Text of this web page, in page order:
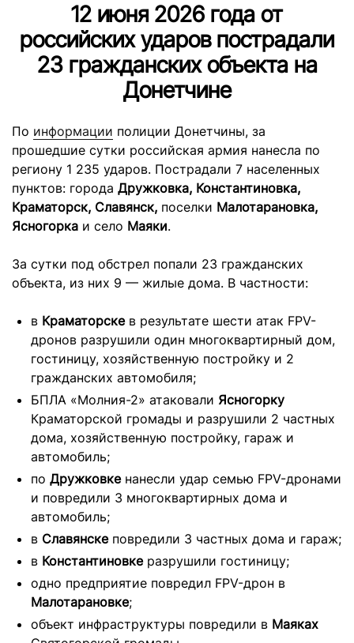
12 июня 2026 года от
российских ударов пострадали
23 гражданских объекта на
Донетчине
По информации полиции Донетчины, за
прошедшие сутки российская армия нанесла по
региону 1 235 ударов. Пострадали 7 населенных
пунктов: города Дружковка, Константиновка,
Краматорск, Славянск, поселки Малотарановка,
Ясногорка и село Маяки.
За сутки под обстрел попали 23 гражданских
объекта, из них 9 — жилые дома. В частности:
в Краматорскев результате шести атак FPV-
дронов разрушили один многоквартирный дом,
гостиницу, хозяйственную постройку и 2
гражданских автомобиля;
БПЛА «Молния-2» атаковали Ясногорку
Краматорской громады и разрушили 2 частных
дома, хозяйственную постройку, гараж и
автомобиль;
по Дружковкенанесли удар семью FPV-дронами
и повредили 3 многоквартирных дома и
автомобиль;
в Славянскеповредили 3 частных дома и гараж;
в Константиновкеразрушили гостиницу;
одно предприятие повредил FPV-дрон в
Малотарановке;
объект инфраструктуры повредили в Маяках